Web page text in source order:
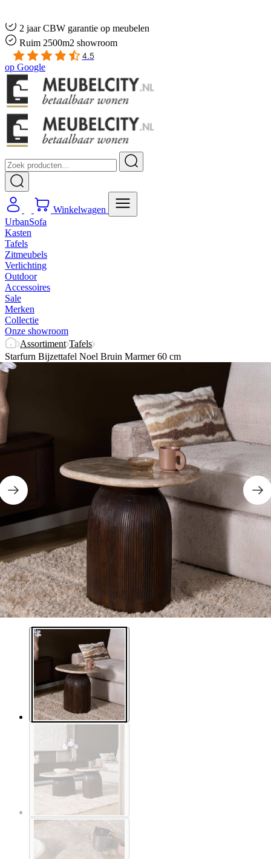
2 jaar CBW garantie op meubelen
Ruim 2500m2 showroom
4.5
op Google
Winkelwagen
UrbanSofa
Kasten
Tafels
Zitmeubels
Verlichting
Outdoor
Accessoires
Sale
Merken
Collectie
Onze showroom
Assortiment Tafels
Starfurn Bijzettafel Noel Bruin Marmer 60 cm